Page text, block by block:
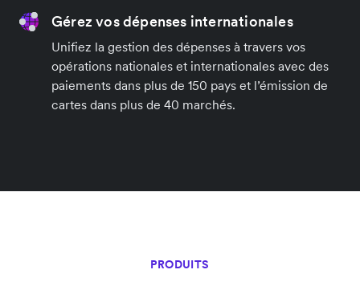
Gérez vos dépenses internationales
Unifiez la gestion des dépenses à travers vos
opérations nationales et internationales avec des
paiements dans plus de 150 pays et l’émission de
cartes dans plus de 40 marchés.
PRODUITS